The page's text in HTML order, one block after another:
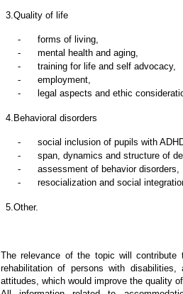
3.Quality of life
- forms of living,
-
mental health and aging,
-
training for life and self advocacy,
-
employment,
-
legal aspects and ethic
4. Behavioral disorders
- social inclusion of pupils with
-
span, dynamics and structure of
-
assessment of behavior disorders,
-
resocialization and social
5.Other.
The relevance of the topic will
rehabilitation of persons with
attitudes, which would improve the quality